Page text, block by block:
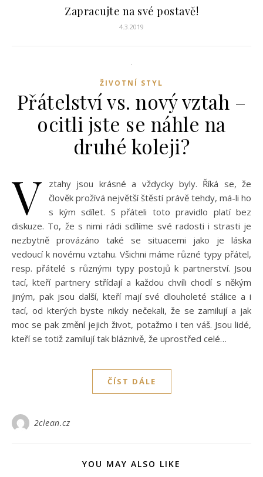
Zapracujte na své postavě!
4.3.2019
ŽIVOTNÍ STYL
Přátelství vs. nový vztah –
ocitli jste se náhle na
druhé koleji?
V
ztahy jsou krásné a vždycky byly. Říká se, že
člověk prožívá největší štěstí právě tehdy, má-li ho
s kým sdílet. S přáteli toto pravidlo platí bez
diskuze. To, že s nimi rádi sdílíme své radosti i strasti je
nezbytně provázáno také se situacemi jako je láska
vedoucí k novému vztahu. Všichni máme různé typy přátel,
resp. přátelé s různými typy postojů k partnerství. Jsou
tací, kteří partnery střídají a každou chvíli chodí s někým
jiným, pak jsou další, kteří mají své dlouholeté stálice a i
tací, od kterých byste nikdy nečekali, že se zamilují a jak
moc se pak změní jejich život, potažmo i ten váš. Jsou lidé,
kteří se totiž zamilují tak bláznivě, že uprostřed celé…
ČÍST DÁLE
2clean.cz
YOU MAY ALSO LIKE